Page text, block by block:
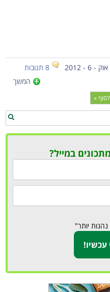
6 - 2012
8 תגובות
המשך
לסוף »
במייל?
יותר"